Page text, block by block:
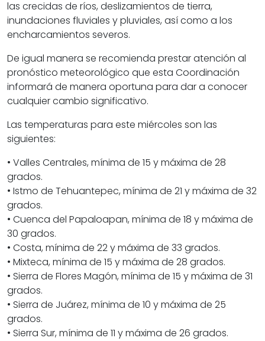
las crecidas de ríos, deslizamientos de tierra,
inundaciones fluviales y pluviales, así como a los
encharcamientos severos.
De igual manera se recomienda prestar atención al
pronóstico meteorológico que esta Coordinación
informará de manera oportuna para dar a conocer
cualquier cambio significativo.
Las temperaturas para este miércoles son las
siguientes:
• Valles Centrales, mínima de 15 y máxima de 28
grados.
• Istmo de Tehuantepec, mínima de 21 y máxima de 32
grados.
• Cuenca del Papaloapan, mínima de 18 y máxima de
30 grados.
• Costa, mínima de 22 y máxima de 33 grados.
• Mixteca, mínima de 15 y máxima de 28 grados.
• Sierra de Flores Magón, mínima de 15 y máxima de 31
grados.
• Sierra de Juárez, mínima de 10 y máxima de 25
grados.
• Sierra Sur, mínima de 11 y máxima de 26 grados.